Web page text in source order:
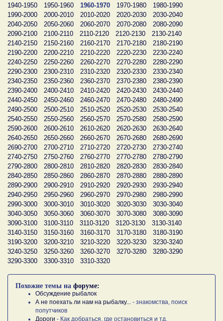
1940-1950
1950-1960 1960-1970 1970-1980
1980-1990
1990-2000
2000-2010 2010-2020 2020-2030
2030-2040
2040-2050
2050-2060 2060-2070 2070-2080
2080-2090
2090-2100
2100-2110 2110-2120 2120-2130
2130-2140
2140-2150
2150-2160 2160-2170 2170-2180
2180-2190
2190-2200
2200-2210 2210-2220 2220-2230
2230-2240
2240-2250
2250-2260 2260-2270 2270-2280
2280-2290
2290-2300
2300-2310 2310-2320 2320-2330
2330-2340
2340-2350
2350-2360 2360-2370 2370-2380
2380-2390
2390-2400
2400-2410 2410-2420 2420-2430
2430-2440
2440-2450
2450-2460 2460-2470 2470-2480
2480-2490
2490-2500
2500-2510 2510-2520 2520-2530
2530-2540
2540-2550
2550-2560 2560-2570 2570-2580
2580-2590
2590-2600
2600-2610 2610-2620 2620-2630
2630-2640
2640-2650
2650-2660 2660-2670 2670-2680
2680-2690
2690-2700
2700-2710 2710-2720 2720-2730
2730-2740
2740-2750
2750-2760 2760-2770 2770-2780
2780-2790
2790-2800
2800-2810 2810-2820 2820-2830
2830-2840
2840-2850
2850-2860 2860-2870 2870-2880
2880-2890
2890-2900
2900-2910 2910-2920 2920-2930
2930-2940
2940-2950
2950-2960 2960-2970 2970-2980
2980-2990
2990-3000
3000-3010 3010-3020 3020-3030
3030-3040
3040-3050
3050-3060 3060-3070 3070-3080
3080-3090
3090-3100
3100-3110 3110-3120 3120-3130
3130-3140
3140-3150
3150-3160 3160-3170 3170-3180
3180-3190
3190-3200
3200-3210 3210-3220 3220-3230
3230-3240
3240-3250
3250-3260 3260-3270 3270-3280
3280-3290
3290-3300
3300-3310 3310-3320
Похожие темы на форуме:
Обсуждение рыбалок
А не поехать ли нам на рыбалку...
- знакомства, поиск
попутчиков
Дороги - Как добраться, где остановиться и тд.